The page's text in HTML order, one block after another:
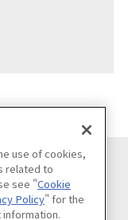
use of cookies,
related to
see "Cookie
Policy" for the